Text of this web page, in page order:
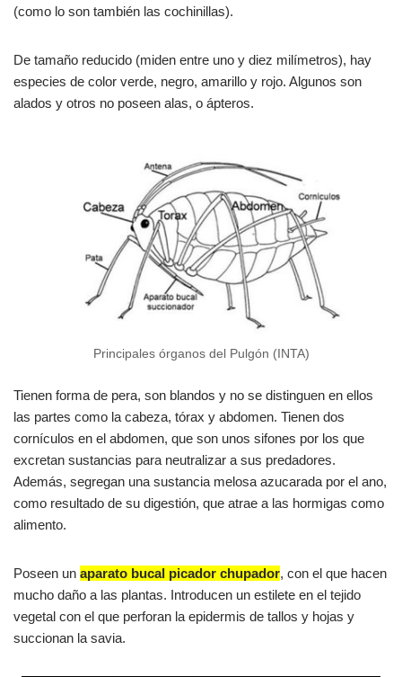
(como lo son también las cochinillas).
De tamaño reducido (miden entre uno y diez milímetros), hay
especies de color verde, negro, amarillo y rojo. Algunos son
alados y otros no poseen alas, o ápteros.
Principales órganos del Pulgón (INTA)
Tienen forma de pera, son blandos y no se distinguen en ellos
las partes como la cabeza, tórax y abdomen. Tienen dos
cornículos en el abdomen, que son unos sifones por los que
excretan sustancias para neutralizar a sus predadores.
Además, segregan una sustancia melosa azucarada por el ano,
como resultado de su digestión, que atrae a las hormigas como
alimento.
Poseen un aparato bucal picador chupador, con el que hacen
mucho daño a las plantas. Introducen un estilete en el tejido
vegetal con el que perforan la epidermis de tallos y hojas y
succionan la savia.